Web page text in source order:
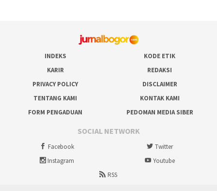
INDEKS
KODE ETIK
KARIR
REDAKSI
PRIVACY POLICY
DISCLAIMER
TENTANG KAMI
KONTAK KAMI
FORM PENGADUAN
PEDOMAN MEDIA SIBER
SOCIAL NETWORK
Facebook
Twitter
Instagram
Youtube
RSS